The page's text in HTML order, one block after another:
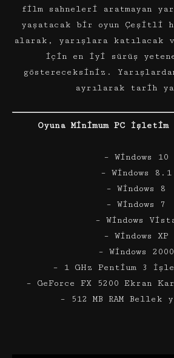
film sahneleri aratmayan
yaşatacak bir oyun Çeşitli
alarak, yarışlara katılacak ve
için en iyi sürüş
göstereceksiniz.
ayrılarak tarih
Oyuna Minimum PC
– Windows 10
– Windows 8.1
– Windows 8
– Windows 7
– Windows
– Windows XP
– Windows 2000
– 1 GHz Pentium 3
– GeForce FX 5200 Ekran
– 512 MB RAM Bellek